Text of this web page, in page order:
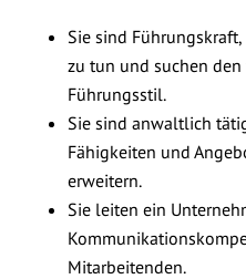
Sie sind
zu tun und suchen
Führungsstil.
Sie sind anwaltlich
Fähigkeiten und
erweitern.
Sie leiten ein
Mitarbeitenden.